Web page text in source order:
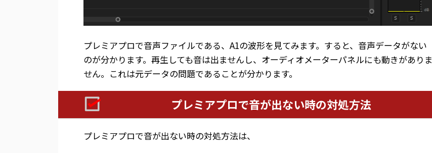
プレミアプロで音声ファイルである、A1の波形を見てみます。すると、音声データがない
のが分かります。再生しても音は出ませんし、オーディオメーターパネルにも動きがありま
せん。これは元データの問題であることが分かります。
プレミアプロで音が出ない時の対処方法
プレミアプロで音が出ない時の対処方法は、